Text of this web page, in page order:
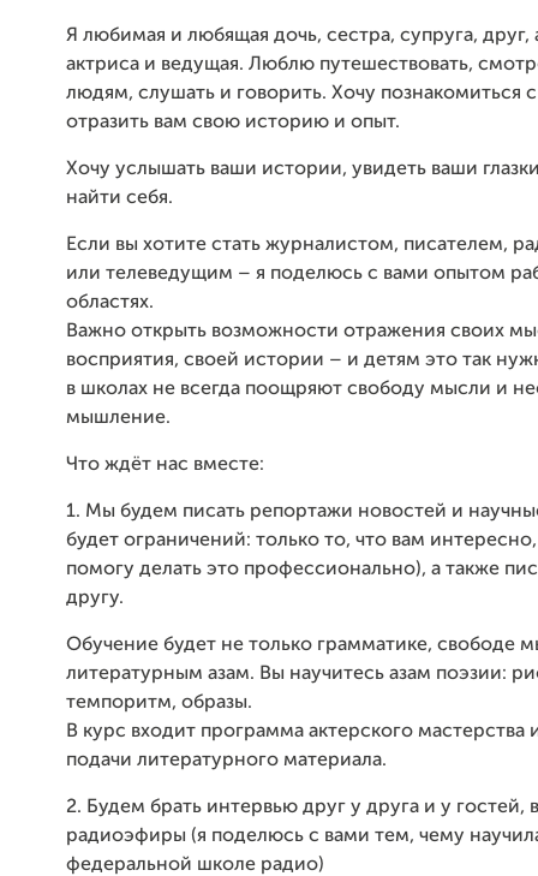
Я любимая и любящая дочь, сестра, супруга, друг,
актриса и ведущая. Люблю путешествовать,
людям, слушать и говорить. Хочу познакомиться
отразить вам свою историю и опыт.
Хочу услышать ваши истории, увидеть ваши
найти себя.
Если вы хотите стать журналистом, писателем,
или телеведущим – я поделюсь с вами опытом
областях.
Важно открыть возможности отражения своих
восприятия, своей истории – и детям это так
в школах не всегда поощряют свободу мысли и
мышление.
Что ждёт нас вместе:
1. Мы будем писать репортажи новостей и
будет ограничений: только то, что вам
помогу делать это профессионально), а также
другу.
Обучение будет не только грамматике, свободе
литературным азам. Вы научитесь азам поэзии:
темпоритм, образы.
В курс входит программа актерского мастерства
подачи литературного материала.
2. Будем брать интервью друг у друга и у гостей,
радиоэфиры (я поделюсь с вами тем, чему
федеральной школе радио)